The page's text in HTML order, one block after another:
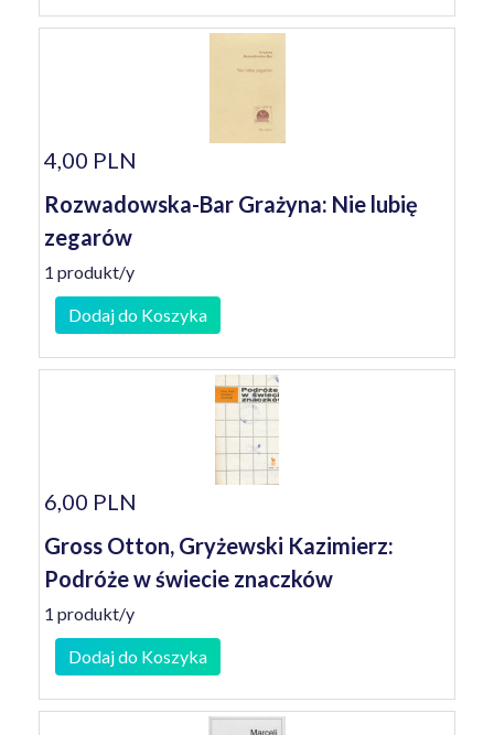
4,00 PLN
Rozwadowska-Bar Grażyna: Nie lubię
zegarów
1 produkt/y
Dodaj do Koszyka
6,00 PLN
Gross Otton, Gryżewski Kazimierz:
Podróże w świecie znaczków
1 produkt/y
Dodaj do Koszyka